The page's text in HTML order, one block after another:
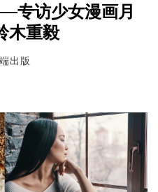
专访少女漫画月
木重毅
出版